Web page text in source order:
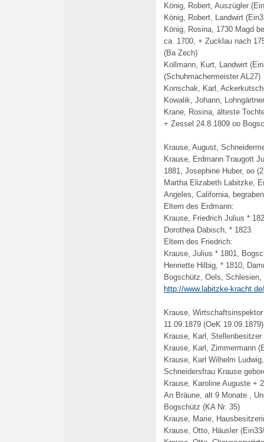
König, Robert, Auszügler
König, Robert, Landwirt
König, Rosina, 1730 Magd
ca. 1700, + Zucklau nach
(Ba Zech)
Kollmann, Kurt, Landwirt
(Schuhmachermeister AL27)
Konschak, Karl,
Kowalik, Johann,
Krane, Rosina, älteste
+ Zessel 24.8.1809 oo
Krause, August,
Krause,
Erdmann Traugott
1881, Josephine Huber, oo
Martha Elizabeth Labitzke,
Angeles, California,
Eltern des Erdmann:
Krause, Friedrich Julius *
Dorothea Dabisch, * 1823.
Eltern des Friedrich:
Krause, Julius * 1801,
Henriette Hilbig, * 1810,
Bogschütz, Oels,
http://www.labitzke-
Krause,
11.09.1879 (OeK 19.09.1879)
Krause, Karl, Stellenbesitzer
Krause, Karl, Zimmermann
Krause, Karl Wilhelm
Schneidersfrau Krause
Krause, Karoline Auguste +
An Bräune, alt 9 Monate ,
Bogschütz (KA Nr. 35)
Krause, Marie,
Krause, Otto, Häusler (Ein33